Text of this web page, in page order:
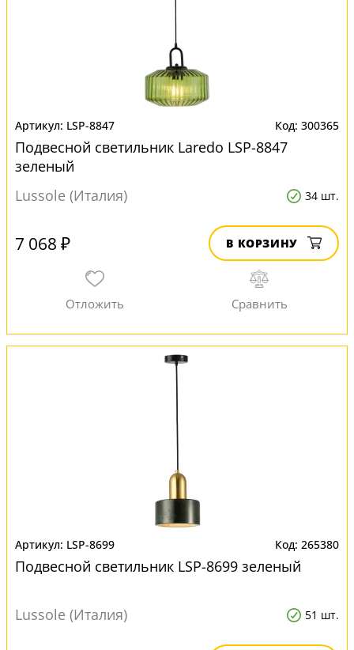
LSP-8847 300365
Подвесной светильник Laredo LSP-8847
зеленый
Lussole (Италия)
34 шт.
7 068 ₽ В КОРЗИНУ
LSP-8699 265380
Подвесной светильник LSP-8699 зеленый
Lussole (Италия) 51 шт.